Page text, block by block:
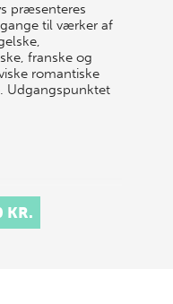
præsenteres
til værker af
franske og
romantiske
Udgangspunktet
KR.